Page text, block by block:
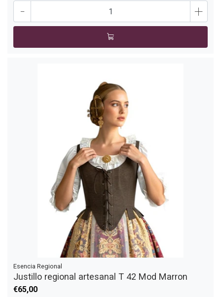
- +
Esencia Regional
Justillo regional artesanal T 42 Mod Marron
€65,00